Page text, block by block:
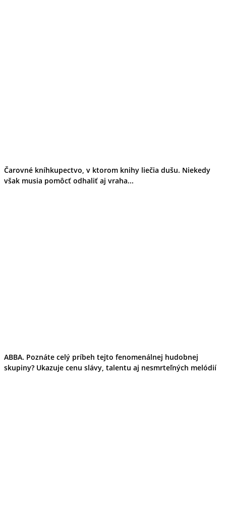
Čarovné kníhkupectvo, v ktorom knihy liečia dušu. Niekedy
však musia pomôcť odhaliť aj vraha...
ABBA. Poznáte celý príbeh tejto fenomenálnej hudobnej
skupiny? Ukazuje cenu slávy, talentu aj nesmrteľných melódií